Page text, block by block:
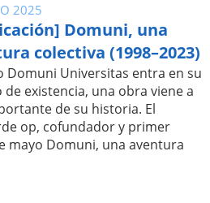
2025
Domuni, una
colectiva (1998–2023)
Domuni Universitas entra en su
de existencia, una obra viene a
de su historia. El
op, cofundador y primer
mayo Domuni, una aventura